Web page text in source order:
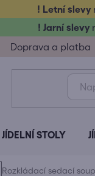
! Letní slevy
! Jarní slevy
Doprava a platba
JÍDELNÍ STOLY
Rozkládací sedací